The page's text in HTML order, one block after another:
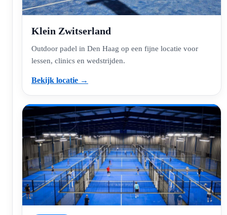
Klein Zwitserland
Outdoor padel in Den Haag op een fijne locatie voor
lessen, clinics en wedstrijden.
Bekijk locatie →